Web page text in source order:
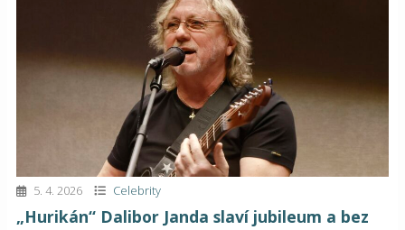
5. 4. 2026 Celebrity
„Hurikán“ Dalibor Janda slaví jubileum a bez